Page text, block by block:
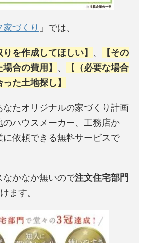
家づくり 」では、
りを作成してほしい】 、
【その
合の費用】 、
【（必要な場合
た土地探し】
なたオリジナルの家づくり計画
のハウスメーカー、工務店か
に依頼できる無料サービスで
なかなか無いので注文住宅部門
ます。